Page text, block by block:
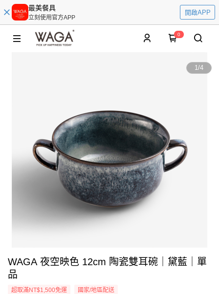
最美餐具
立刻使用官方APP
開啟APP
0
1/4
WAGA 夜空映色 12cm 陶瓷雙耳碗｜黛藍｜單
品
超取滿NT$1,500免運 國家/地區配送